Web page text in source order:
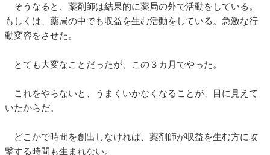
そうなると、薬剤師は結果的に薬局の外で活動をしている。
もしくは、薬局の中でも収益を生む活動をしている。急激な行
動変容をさせた。
とても大変なことだったが、この３カ月でやった。
これをやらないと、うまくいかなくなることが、目に見えて
いたからだ。
どこかで時間を創出しなければ、薬剤師が収益を生む方に攻
撃する時間も生まれない。